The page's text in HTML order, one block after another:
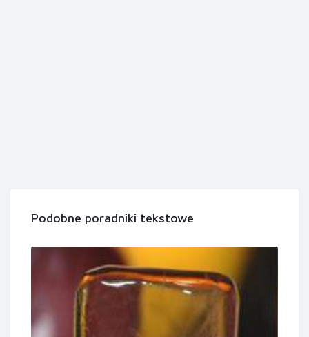
Podobne poradniki tekstowe